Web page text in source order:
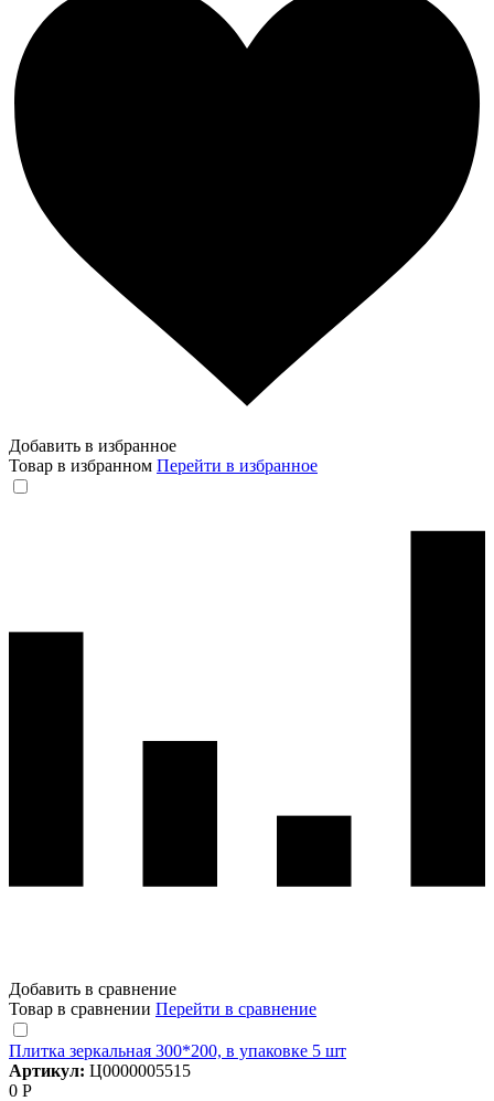
Добавить в избранное
Товар в избранном Перейти в избранное
Добавить в сравнение
Товар в сравнении Перейти в сравнение
Плитка зеркальная 300*200, в упаковке 5 шт
Артикул: Ц0000005515
0 Р